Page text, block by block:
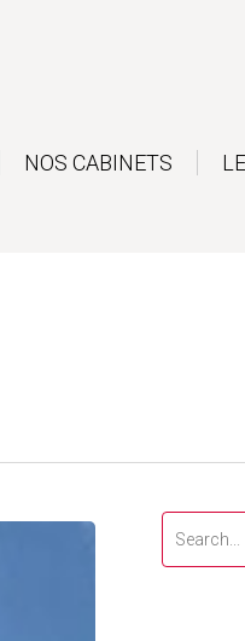
NOS CABINETS